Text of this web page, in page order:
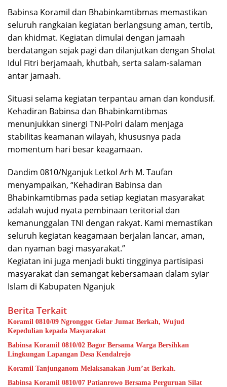
Babinsa Koramil dan Bhabinkamtibmas memastikan
seluruh rangkaian kegiatan berlangsung aman, tertib,
dan khidmat. Kegiatan dimulai dengan jamaah
berdatangan sejak pagi dan dilanjutkan dengan Sholat
Idul Fitri berjamaah, khutbah, serta salam-salaman
antar jamaah.
Situasi selama kegiatan terpantau aman dan kondusif.
Kehadiran Babinsa dan Bhabinkamtibmas
menunjukkan sinergi TNI-Polri dalam menjaga
stabilitas keamanan wilayah, khususnya pada
momentum hari besar keagamaan.
Dandim 0810/Nganjuk Letkol Arh M. Taufan
menyampaikan, “Kehadiran Babinsa dan
Bhabinkamtibmas pada setiap kegiatan masyarakat
adalah wujud nyata pembinaan teritorial dan
kemanunggalan TNI dengan rakyat. Kami memastikan
seluruh kegiatan keagamaan berjalan lancar, aman,
dan nyaman bagi masyarakat.”
Kegiatan ini juga menjadi bukti tingginya partisipasi
masyarakat dan semangat kebersamaan dalam syiar
Islam di Kabupaten Nganjuk
Berita Terkait
Koramil 0810/09 Ngronggot Gelar Jumat Berkah, Wujud
Kepedulian kepada Masyarakat
Babinsa Koramil 0810/02 Bagor Bersama Warga Bersihkan
Lingkungan Lapangan Desa Kendalrejo
Koramil Tanjunganom Melaksanakan Jum’at Berkah.
Babinsa Koramil 0810/07 Patianrowo Bersama Perguruan Silat